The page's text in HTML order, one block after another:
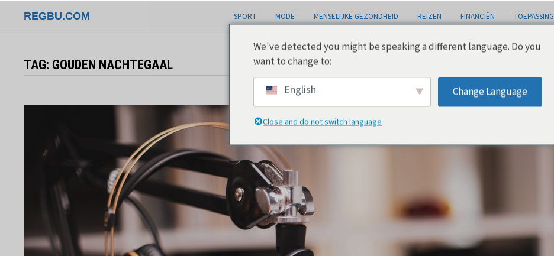
REGBU.COM SPORT MODE MENSELIJKE GEZONDHEID REIZEN FINANCIËN TOEPASSING
TAG: GOUDEN NACHTEGAAL
We've detected you might be speaking a different language. Do you
want to change to:
English Change Language
Close and do not switch language